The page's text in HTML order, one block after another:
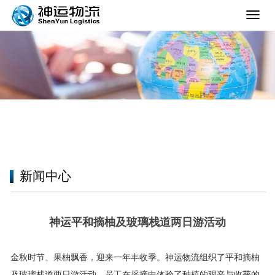
导
单
新闻中心
神运平和摘柚及玻璃栈道两日游活动
金秋时节、果柚飘香，迎来一年丰收季。神运物流组织了平和摘柚